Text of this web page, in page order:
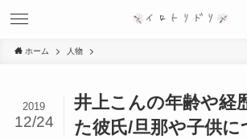
ホーム 人物
井上こんの年齢や経
た彼氏/旦那や子供
2019
12/24